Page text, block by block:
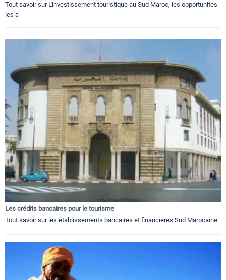
Tout savoir sur L'investissement touristique au Sud Maroc, les opportunités
les a
Les crédits bancaires pour le tourisme
Tout savoir sur les établissements bancaires et financieres Sud Marocaine